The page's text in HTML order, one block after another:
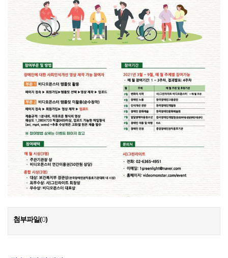
첨부파일(0)